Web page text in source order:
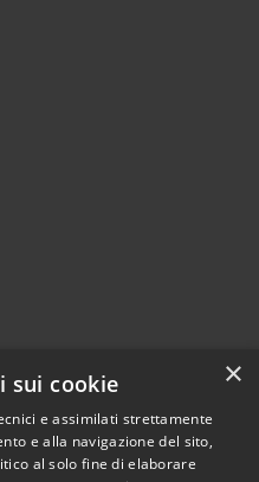
Copyright © 2026 • Comune di
×
sui cookie
e assimilati strettamente
e alla navigazione del sito,
al solo fine di elaborare